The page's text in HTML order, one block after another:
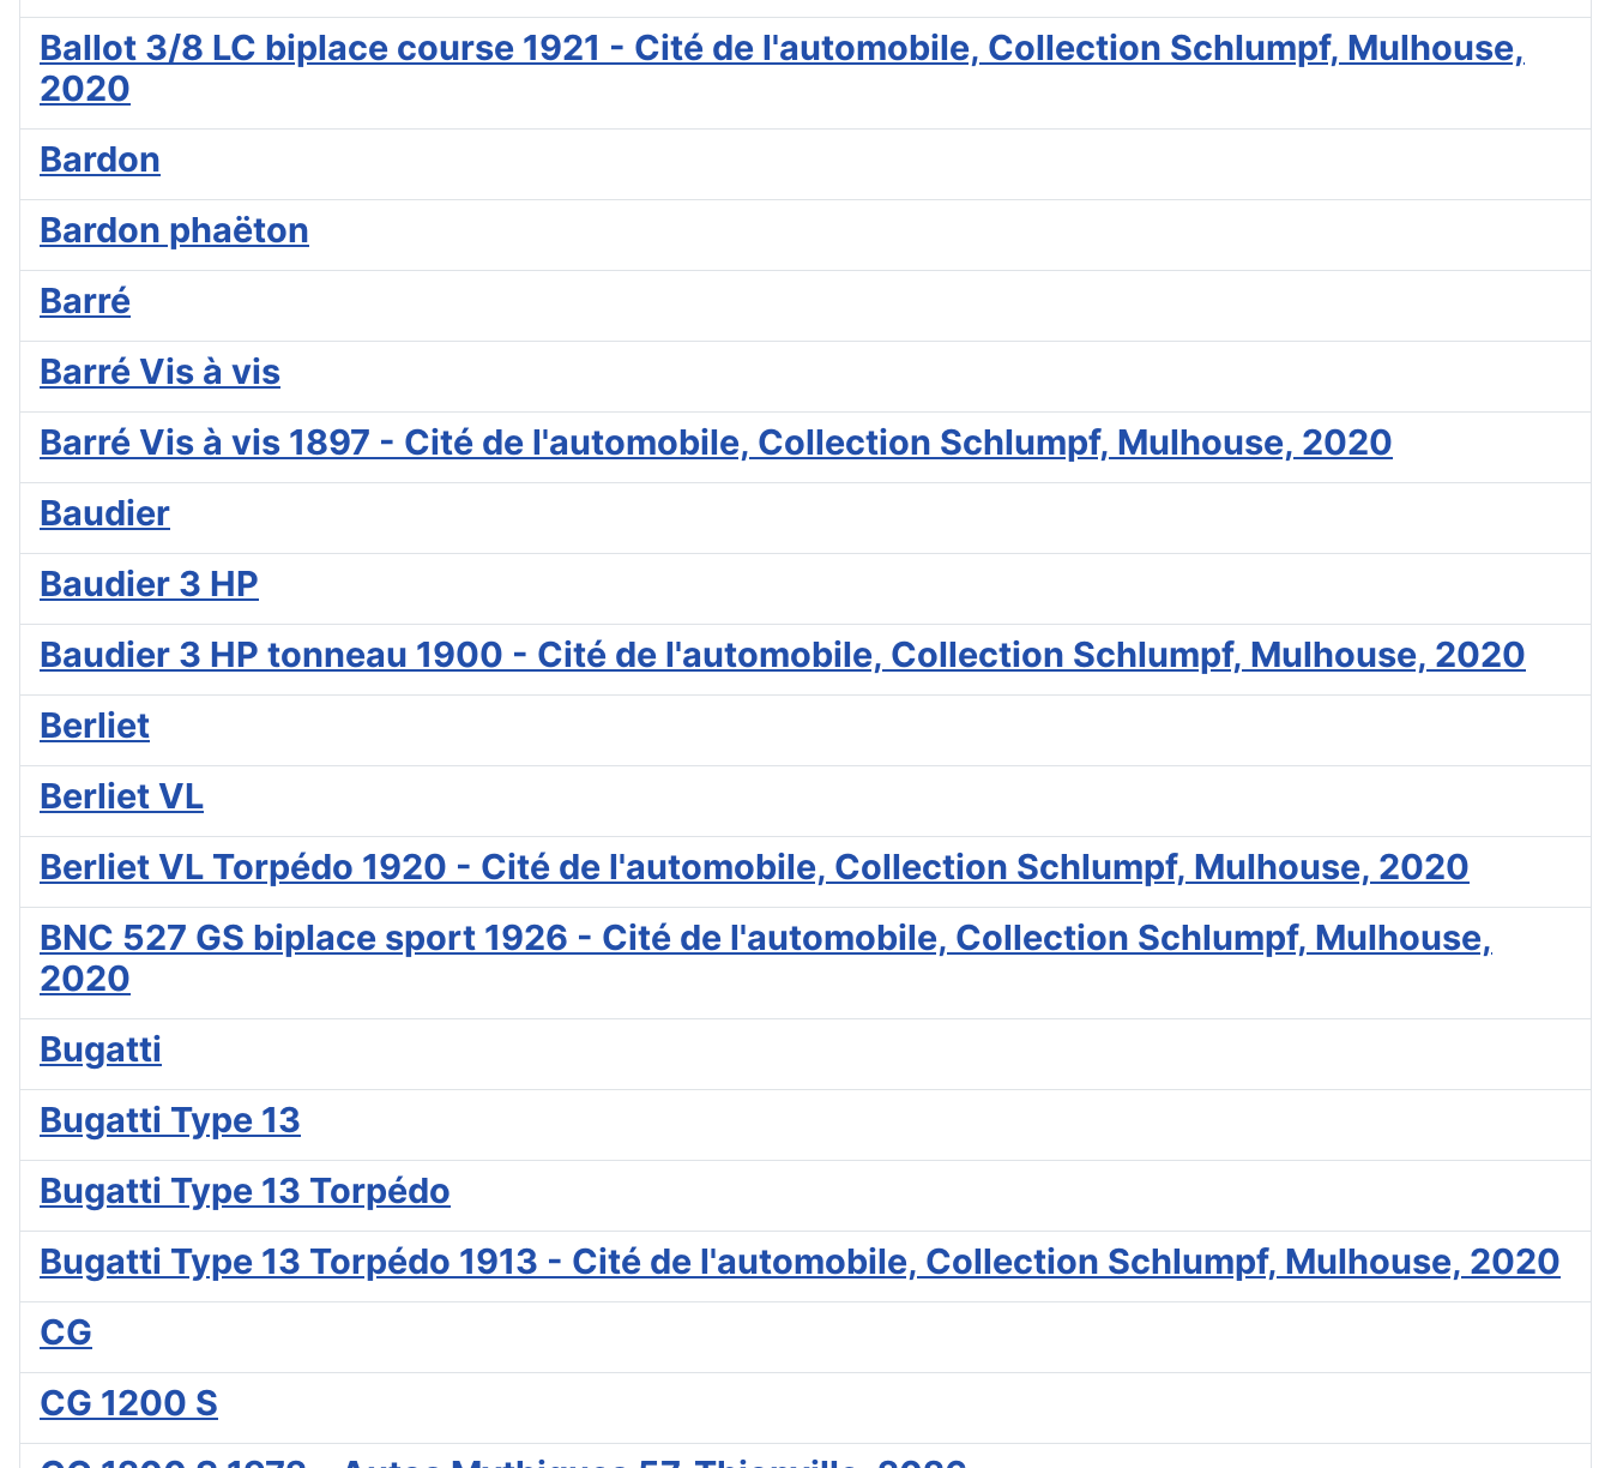
Ballot 3/8 LC biplace course 1921 - Cité de l'automobile, Collection Schlumpf, Mulhouse,
2020
Bardon
Bardon phaëton
Barré
Barré Vis à vis
Barré Vis à vis 1897 - Cité de l'automobile, Collection Schlumpf, Mulhouse, 2020
Baudier
Baudier 3 HP
Baudier 3 HP tonneau 1900 - Cité de l'automobile, Collection Schlumpf, Mulhouse, 2020
Berliet
Berliet VL
Berliet VL Torpédo 1920 - Cité de l'automobile, Collection Schlumpf, Mulhouse, 2020
BNC 527 GS biplace sport 1926 - Cité de l'automobile, Collection Schlumpf, Mulhouse,
2020
Bugatti
Bugatti Type 13
Bugatti Type 13 Torpédo
Bugatti Type 13 Torpédo 1913 - Cité de l'automobile, Collection Schlumpf, Mulhouse, 2020
CG
CG 1200 S